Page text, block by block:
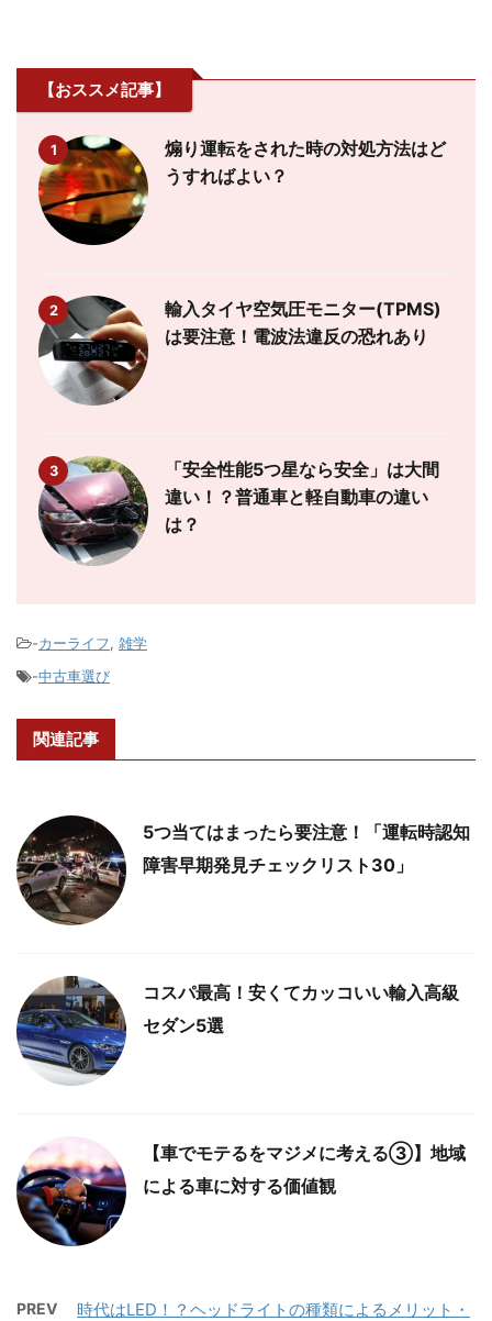
【おススメ記事】
1
煽り運転をされた時の対処方法はど
うすればよい？
2
輸入タイヤ空気圧モニター(TPMS)
は要注意！電波法違反の恐れあり
3
「安全性能5つ星なら安全」は大間
違い！？普通車と軽自動車の違い
は？
-カーライフ, 雑学
-中古車選び
関連記事
5つ当てはまったら要注意！「運転時認知
障害早期発見チェックリスト30」
コスパ最高！安くてカッコいい輸入高級
セダン5選
【車でモテるをマジメに考える③】地域
による車に対する価値観
PREV
時代はLED！？ヘッドライトの種類によるメリット・